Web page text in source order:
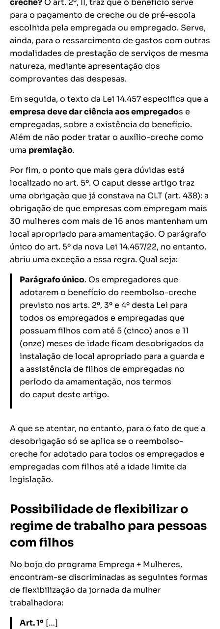
creche? O art. 2º, II, traz que o benefício serve
para o pagamento de creche ou de pré-escola
escolhida pela empregada ou empregado. Serve,
ainda, para o ressarcimento de gastos com outras
modalidades de prestação de serviços de mesma
natureza, mediante apresentação dos
comprovantes das despesas.
Em seguida, o texto da Lei 14.457 especifica que a
empresa deve dar ciência aos empregados e
empregadas, sobre a existência do benefício.
Além de não poder tratar o auxílio-creche como
uma premiação.
Por fim, o ponto que mais gera dúvidas está
localizado no art. 5º. O caput desse artigo traz
uma obrigação que já constava na CLT (art. 438): a
obrigação de que empresas com empregam mais
30 mulheres com mais de 16 anos mantenham um
local apropriado para amamentação. O parágrafo
único do art. 5º da nova Lei 14.457/22, no entanto,
abriu uma exceção a essa regra. Qual seja:
Parágrafo único. Os empregadores que
adotarem o benefício do reembolso-creche
previsto nos arts. 2º, 3º e 4º desta Lei para
todos os empregados e empregadas que
possuam filhos com até 5 (cinco) anos e 11
(onze) meses de idade ficam desobrigados da
instalação de local apropriado para a guarda e
a assistência de filhos de empregadas no
período da amamentação, nos termos
do caput deste artigo.
A que se atentar, no entanto, para o fato de que a
desobrigação só se aplica se o reembolso-
creche for adotado para todos os empregados e
empregadas com filhos até a idade limite da
legislação.
Possibilidade de flexibilizar o
regime de trabalho para pessoas
com filhos
No bojo do programa Emprega + Mulheres,
encontram-se discriminadas as seguintes formas
de flexibilização da jornada da mulher
trabalhadora:
Art. 1º […]